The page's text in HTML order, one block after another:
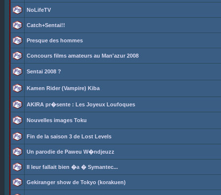
NoLifeTV
Catch+Sentai!!
Presque des hommes
Concours films amateurs au Man'azur 2008
Sentai 2008 ?
Kamen Rider (Vampire) Kiba
AKIRA pr�sente : Les Joyeux Loufoques
Nouvelles images Toku
Fin de la saison 3 de Lost Levels
Un parodie de Paweu W�ndjeuzz
Il leur fallait bien �a � Symantec...
Gekiranger show de Tokyo (korakuen)